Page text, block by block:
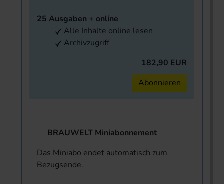
25 Ausgaben + online
Alle Inhalte online lesen
Archivzugriff
182,90 EUR
Abonnieren
BRAUWELT Miniabonnement
Das Miniabo endet automatisch zum
Bezugsende.